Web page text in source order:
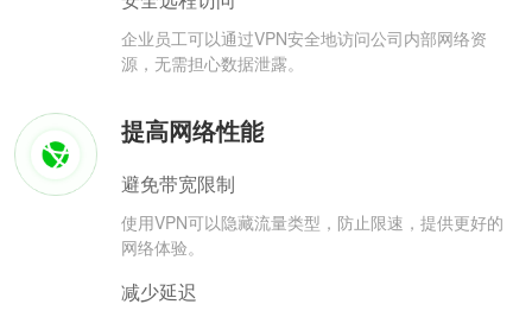
企业员工可以通过VPN安全地访问公司内部网络资
源，无需担心数据泄露。
提高网络性能
避免带宽限制
使用VPN可以隐藏流量类型，防止限速，提供更好的
网络体验。
减少延迟